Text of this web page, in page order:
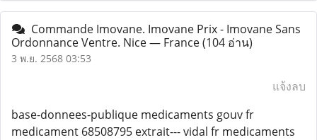
Commande Imovane. Imovane Prix - Imovane Sans
Ordonnance Ventre. Nice — France(104 อ่าน)
3 พ.ย. 2568 03:53
แจ้งลบ
base-donnees-publique medicaments gouv fr
medicament 68508795 extrait--- vidal fr medicaments